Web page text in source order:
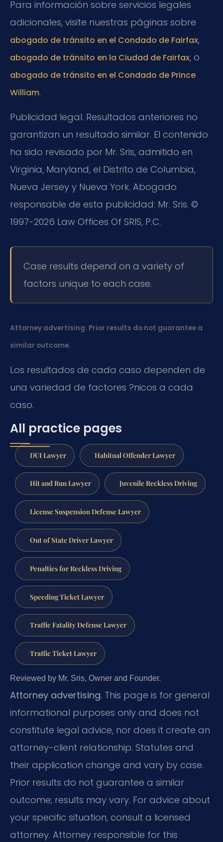
Para información sobre servicios legales
adicionales, visite nuestras páginas sobre
abogado de tránsito en el Condado de Fairfax,
abogado de tránsito en la Ciudad de Fairfax, o
abogado de tránsito en el Condado de Prince
William.
Publicidad legal. Resultados anteriores no
garantizan un resultado similar. El contenido
ha sido revisado por Mr. Sris, admitido en
Virginia, Maryland, el Distrito de Columbia,
Nueva Jersey y Nueva York. Abogado
responsable de esta publicidad: Mr. Sris. ©
1997-2026 Law Offices Of SRIS, P.C.
Case results depend on a variety of
factors unique to each case.
Attorney advertising. Prior results do not guarantee a
similar outcome.
Los resultados de cada caso dependen de
una variedad de factores ?nicos a cada
caso.
All practice pages
DUI Lawyer Habitual Offender Lawyer
Hit and Run Lawyer Juvenile Reckless Driving
License Suspension Defense Lawyer
Out of State Driver Lawyer
Penalties for Reckless Driving
Speeding Ticket Lawyer
Traffic Fatality Defense Lawyer
Traffic Ticket Lawyer
Reviewed by Mr. Sris, Owner and Founder.
Attorney advertising. This page is for general
informational purposes only and does not
constitute legal advice, nor does it create an
attorney-client relationship. Statutes and
their application change and vary by case.
Prior results do not guarantee a similar
outcome; results may vary. For advice about
your specific situation, consult a licensed
attorney. Attorney responsible for this